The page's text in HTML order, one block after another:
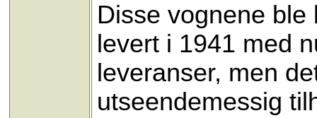
Disse vognene
levert i 1941 med
leveranser, men
utseendemessig